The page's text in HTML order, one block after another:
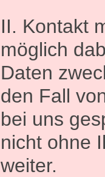
II. Kontakt
möglich
Daten
den Fall
bei uns
nicht ohne
weiter.